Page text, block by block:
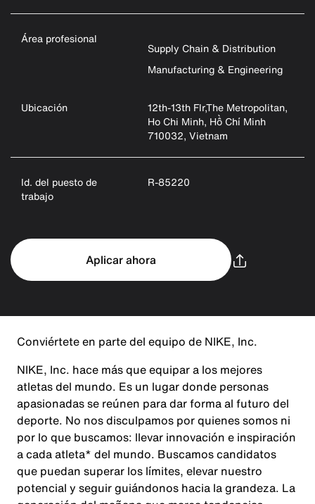
Área profesional
Supply Chain & Distribution
Manufacturing & Engineering
Ubicación
12th-13th Flr,The Metropolitan,
Ho Chi Minh, Hồ Chí Minh
710032, Vietnam
Id. del puesto de
trabajo
R-85220
Aplicar ahora
Conviértete en parte del equipo de NIKE, Inc.
NIKE, Inc. hace más que equipar a los mejores
atletas del mundo. Es un lugar donde personas
apasionadas se reúnen para dar forma al futuro del
deporte. No nos disculpamos por quienes somos ni
por lo que buscamos: llevar innovación e inspiración
a cada atleta* del mundo. Buscamos candidatos
que puedan superar los límites, elevar nuestro
potencial y seguir guiándonos hacia la grandeza. La